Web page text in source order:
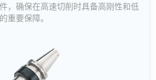
，确保在高速切削时具备高刚性和低
重要保障。